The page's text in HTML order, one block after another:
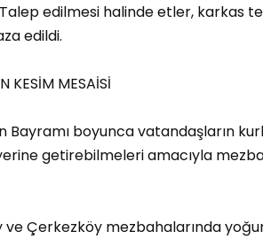
edilmesi halinde etler, karkas
edildi.
KESİM MESAİSİ
Bayramı boyunca vatandaşların
getirebilmeleri amacıyla
Çerkezköy mezbahalarında